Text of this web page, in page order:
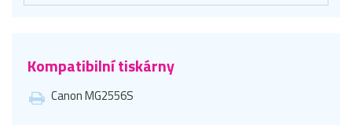
Kompatibilní tiskárny
Canon MG2556S